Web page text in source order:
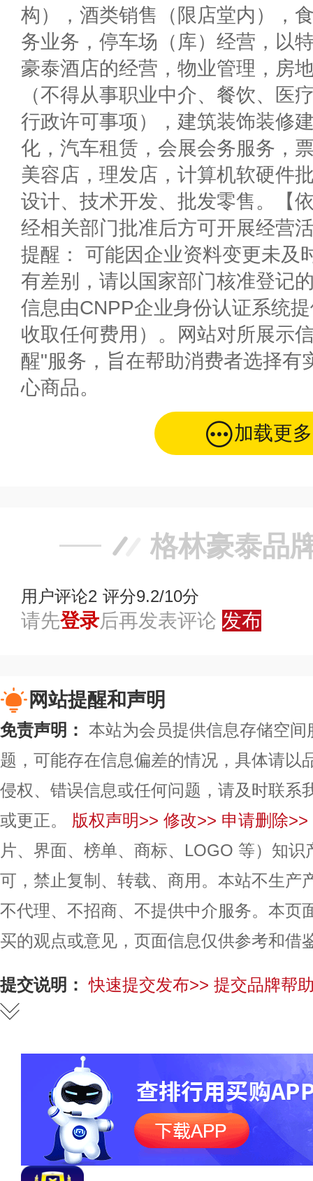
构），酒类销售（限店堂内），
务业务，停车场（库）经营，以
豪泰酒店的经营，物业管理，房
（不得从事职业中介、餐饮、医
行政许可事项），建筑装饰装修
化，汽车租赁，会展会务服务，
美容店，理发店，计算机软硬件
设计、技术开发、批发零售。【
经相关部门批准后方可开展经营
提醒： 可能因企业资料变更未及
有差别，请以国家部门核准登记
信息由CNPP企业身份认证系统
收取任何费用）。网站对所展示
醒"服务，旨在帮助消费者选择有
心商品。
加载更多
格林豪泰品
用户评论2 评分9.2/10分
请先登录后再发表评论 发布
网站提醒和声明
免责声明： 本站为会员提供信息存储空
题，可能存在信息偏差的情况，具体请以
侵权、错误信息或任何问题，请及时联系
或更正。
版权声明>> 修改>> 申请删除>>
片、界面、榜单、商标、LOGO 等）知
可，禁止复制、转载、商用。本站不生产
不代理、不招商、不提供中介服务。本页
买的观点或意见，页面信息仅供参考和借
提交说明： 快速提交发布>> 提交品牌帮